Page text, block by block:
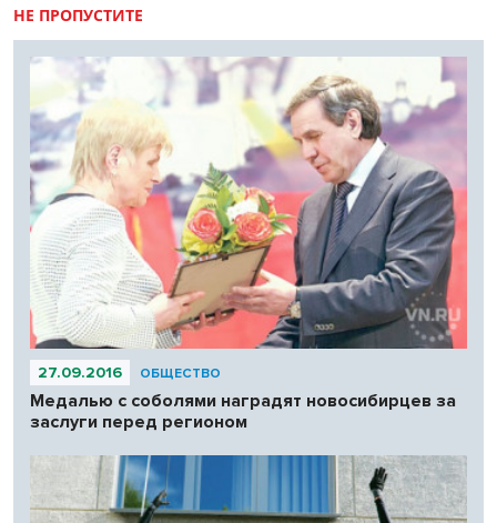
НЕ ПРОПУСТИТЕ
27.09.2016 ОБЩЕСТВО
Медалью с соболями наградят новосибирцев за
заслуги перед регионом